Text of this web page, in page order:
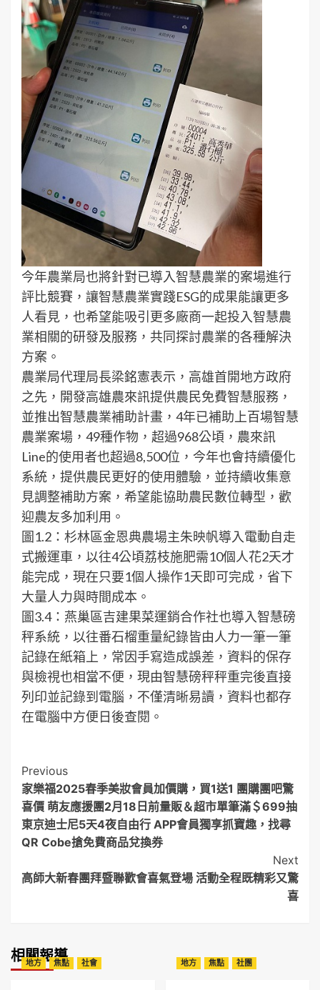
今年農業局也將針對已導入智慧農業的案場進行
評比競賽，讓智慧農業實踐ESG的成果能讓更多
人看見，也希望能吸引更多廠商一起投入智慧農
業相關的研發及服務，共同探討農業的各種解決
方案。
農業局代理局長梁銘憲表示，高雄首開地方政府
之先，開發高雄農來訊提供農民免費智慧服務，
並推出智慧農業補助計畫，4年已補助上百場智慧
農業案場，49種作物，超過968公頃，農來訊
Line的使用者也超過8,500位，今年也會持續優化
系統，提供農民更好的使用體驗，並持續收集意
見調整補助方案，希望能協助農民數位轉型，歡
迎農友多加利用。
圖1.2：杉林區金恩典農場主朱映帆導入電動自走
式搬運車，以往4公頃荔枝施肥需10個人花2天才
能完成，現在只要1個人操作1天即可完成，省下
大量人力與時間成本。
圖3.4：燕巢區吉建果菜運銷合作社也導入智慧磅
秤系統，以往番石榴重量紀錄皆由人力一筆一筆
記錄在紙箱上，常因手寫造成誤差，資料的保存
與檢視也相當不便，現由智慧磅秤秤重完後直接
列印並記錄到電腦，不僅清晰易讀，資料也都存
在電腦中方便日後查閱。
Post
Navigation
Previous
家樂福2025春季美妝會員加價購，買1送1 團購團吧驚
喜價 萌友應援團2月18日前量販＆超市單筆滿＄699抽
東京迪士尼5天4夜自由行 APP會員獨享抓寶趣，找尋
QR Cobe搶免費商品兌換券
Next
高師大新春團拜暨聯歡會喜氣登場 活動全程既精彩又驚
喜
相關報導
地方 焦點 社會 地方 焦點 社團